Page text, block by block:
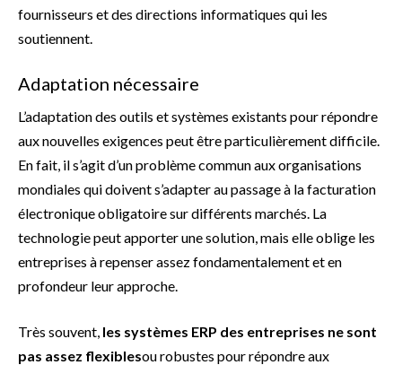
fournisseurs et des directions informatiques qui les
soutiennent.
Adaptation nécessaire
L’adaptation des outils et systèmes existants pour répondre
aux nouvelles exigences peut être particulièrement difficile.
En fait, il s’agit d’un problème commun aux organisations
mondiales qui doivent s’adapter au passage à la facturation
électronique obligatoire sur différents marchés. La
technologie peut apporter une solution, mais elle oblige les
entreprises à repenser assez fondamentalement et en
profondeur leur approche.
Très souvent, les systèmes ERP des entreprises ne sont
pas assez flexiblesou robustes pour répondre aux